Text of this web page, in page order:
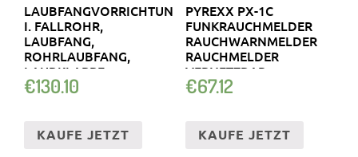
LAUBFANGVORRICHTUNG
I. FALLROHR,
LAUBFANG,
ROHRLAUBFANG,
LAUBKLAPPE
€130.10
KAUFE JETZT
PYREXX PX-1C
FUNKRAUCHMELDER
RAUCHWARNMELDER
RAUCHMELDER
VERNETZBAR
€67.12
KAUFE JETZT